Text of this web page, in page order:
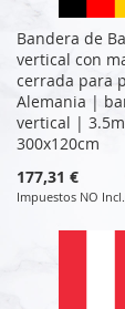
Bandera de
vertical con
cerrada para
Alemania |
vertical |
300x120cm
177,31 €